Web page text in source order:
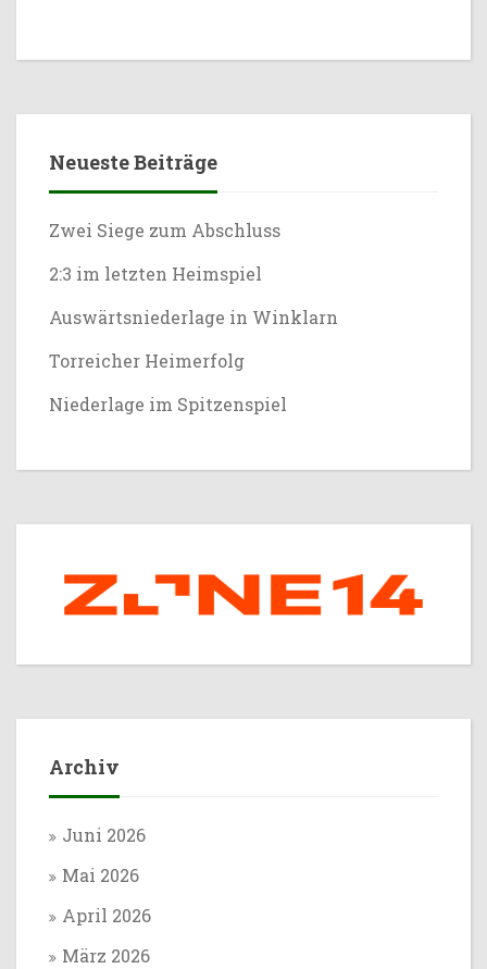
Neueste Beiträge
Zwei Siege zum Abschluss
2:3 im letzten Heimspiel
Auswärtsniederlage in Winklarn
Torreicher Heimerfolg
Niederlage im Spitzenspiel
Archiv
Juni 2026
Mai 2026
April 2026
März 2026